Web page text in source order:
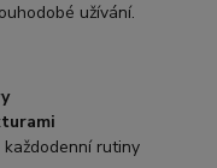
užívání.
rutiny